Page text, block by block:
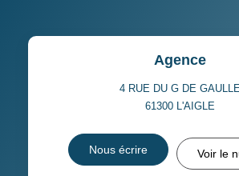
Agence
4 RUE DU G DE GAULLE
61300 L'AIGLE
Nous écrire Voir le